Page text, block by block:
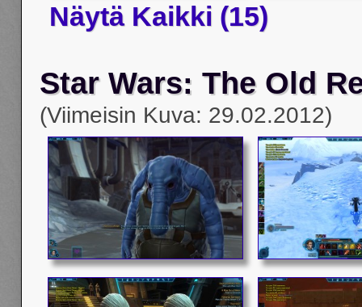
Näytä Kaikki (15)
Star Wars: The Old
(Viimeisin Kuva: 29.02.2012)